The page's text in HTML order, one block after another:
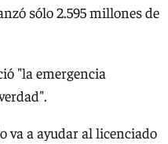
sólo 2.595 millones de
"la emergencia
va a ayudar al licenciado